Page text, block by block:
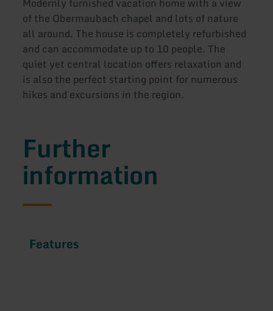
of the Obermaubach chapel and lots of nature
all around. The house is completely refurbished
and can accommodate up to 10 people. The
quiet yet central location offers relaxation and
is also the perfect starting point for numerous
hikes and excursions in the region.
Further
information
Features